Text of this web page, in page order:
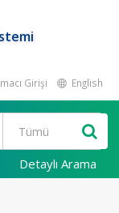
Girişi English
Detaylı Arama